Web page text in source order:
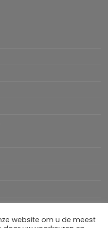
website om u de meest